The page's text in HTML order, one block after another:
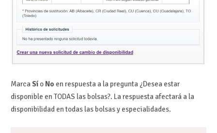
MarcaSío No en respuesta a la pregunta ¿Desea estar
disponible en TODAS las bolsas?. La respuesta afectará a la
disponibilidad en todas las bolsas y especialidades.